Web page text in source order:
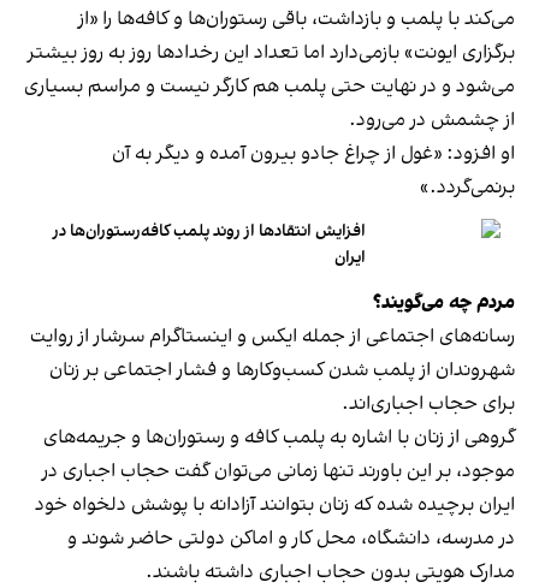
می‌کند با پلمب و بازداشت، باقی رستوران‌ها و کافه‌ها را «از
برگزاری ایونت» بازمی‌دارد اما تعداد این رخدادها روز به روز بیشتر
می‌شود و در نهایت حتی پلمب هم کارگر نیست و مراسم بسیاری
از چشمش در می‌رود.
او افزود: «غول از چراغ جادو بیرون آمده و دیگر به آن
برنمی‎‌گردد.»
افزایش انتقادها از روند پلمب کافه‌رستوران‌ها در
ایران
مردم چه می‌گویند؟
رسانه‎‌های اجتماعی از جمله ایکس و اینستاگرام سرشار از روایت
شهروندان از پلمب شدن کسب‌وکارها و فشار اجتماعی بر زنان
برای حجاب اجباری‌اند.
گروهی از زنان با اشاره به پلمب کافه و رستوران‌ها و جریمه‌های
موجود، بر این باورند تنها زمانی می‌توان گفت حجاب اجباری در
ایران برچیده شده که زنان بتوانند آزادانه با پوشش دلخواه خود
در مدرسه، دانشگاه، محل کار و اماکن دولتی حاضر شوند و
مدارک هویتی بدون حجاب اجباری داشته باشند.